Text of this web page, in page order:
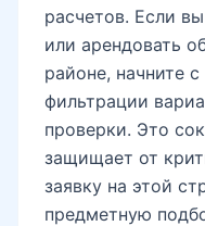
расчетов. Если
или арендовать
районе, начните
фильтрации
проверки. Это
защищает от
заявку на этой
предметную